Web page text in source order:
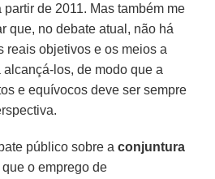
de 2011. Mas também me
que, no debate atual, não há
reais objetivos e os meios a
los, de modo que a
e equívocos deve ser sempre
público sobre aconjuntura
o emprego de